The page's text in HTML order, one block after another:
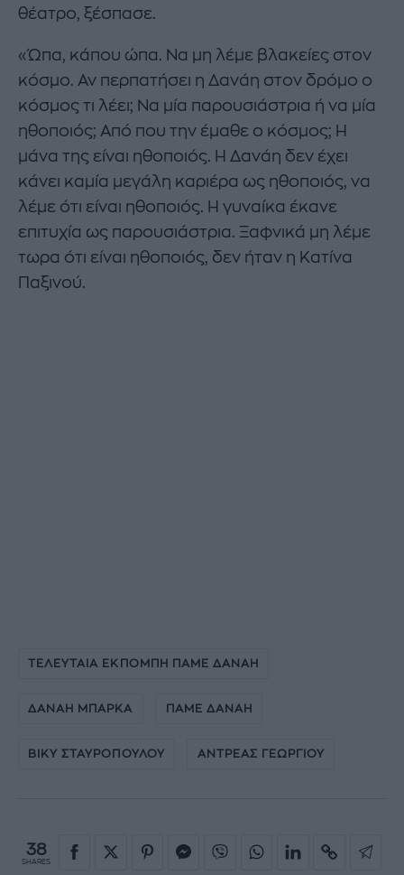
θέατρο, ξέσπασε.
«Ώπα, κάπου ώπα. Να μη λέμε βλακείες στον
κόσμο. Αν περπατήσει η Δανάη στον δρόμο ο
κόσμος τι λέει; Να μία παρουσιάστρια ή να μία
ηθοποιός; Από που την έμαθε ο κόσμος; Η
μάνα της είναι ηθοποιός. Η Δανάη δεν έχει
κάνει καμία μεγάλη καριέρα ως ηθοποιός, να
λέμε ότι είναι ηθοποιός. Η γυναίκα έκανε
επιτυχία ως παρουσιάστρια. Ξαφνικά μη λέμε
τωρα ότι είναι ηθοποιός, δεν ήταν η Κατίνα
Παξινού.
ΤΕΛΕΥΤΑΙΑ ΕΚΠΟΜΠΗ ΠΑΜΕ ΔΑΝΑΗ
ΔΑΝΑΗ ΜΠΑΡΚΑ ΠΑΜΕ ΔΑΝΑΗ
ΒΙΚΥ ΣΤΑΥΡΟΠΟΥΛΟΥ ΑΝΤΡΕΑΣ ΓΕΩΡΓΙΟΥ
38
SHARES